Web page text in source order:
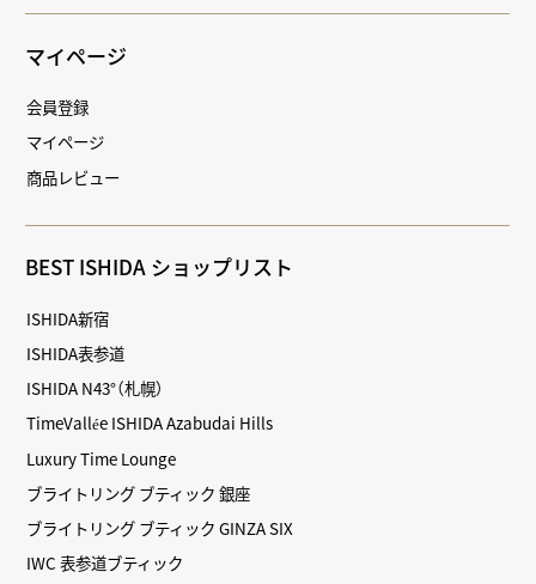
マイページ
会員登録
マイページ
商品レビュー
BEST ISHIDA ショップリスト
ISHIDA新宿
ISHIDA表参道
ISHIDA N43°（札幌）
TimeVallée ISHIDA Azabudai Hills
Luxury Time Lounge
ブライトリング ブティック 銀座
ブライトリング ブティック GINZA SIX
IWC 表参道ブティック